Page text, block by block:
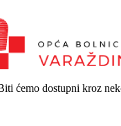
ćemo dostupni kroz